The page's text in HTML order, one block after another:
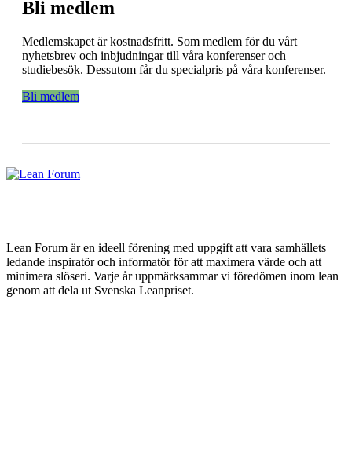
Bli medlem
Medlemskapet är kostnadsfritt. Som medlem för du vårt
nyhetsbrev och inbjudningar till våra konferenser och
studiebesök. Dessutom får du specialpris på våra konferenser.
Bli medlem
Lean Forum är en ideell förening med uppgift att vara samhällets
ledande inspiratör och informatör för att maximera värde och att
minimera slöseri. Varje år uppmärksammar vi föredömen inom lean
genom att dela ut Svenska Leanpriset.